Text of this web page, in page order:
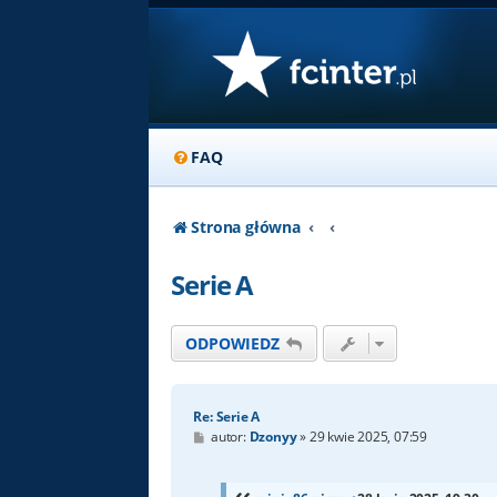
FAQ
Strona główna
Serie A
ODPOWIEDZ
Re: Serie A
Pautor: Dzonyy»29 kwie 2025, 07:59